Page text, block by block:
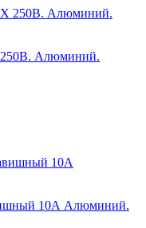
250В. Алюминий.
10А Алюминий.